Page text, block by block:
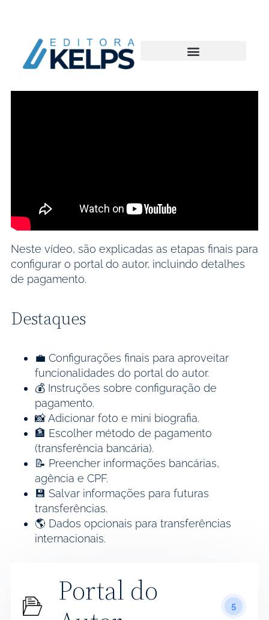
Neste vídeo, são explicadas as etapas finais para
configurar o portal do autor, incluindo detalhes
de pagamento.
Destaques
💼 Configurações finais para aproveitar
funcionalidades do portal do autor.
💰 Instruções sobre configuração de
pagamento.
📸 Adicionar foto e mini biografia.
🏦 Escolher método de pagamento
(transferência bancária).
📝 Preencher informações bancárias,
agência e CPF.
💾 Salvar informações para futuras
transferências.
🌎 Dados opcionais para transferências
internacionais.
Portal do
5